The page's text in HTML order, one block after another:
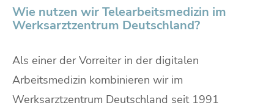
Wie nutzen wir Telearbeitsmedizin im
Werksarztzentrum Deutschland?
Als einer der Vorreiter in der digitalen
Arbeitsmedizin kombinieren wir im
Werksarztzentrum Deutschland seit 1991